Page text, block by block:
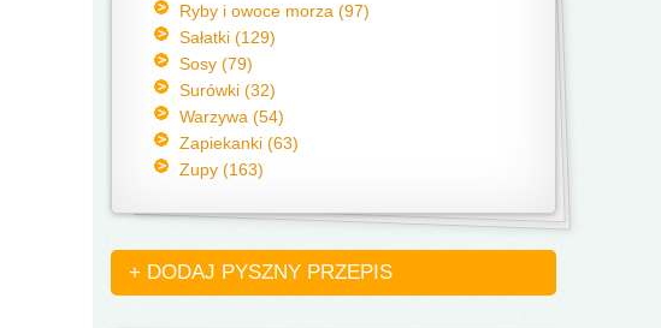
Ryby i owoce morza (97)
Sałatki (129)
Sosy (79)
Surówki (32)
Warzywa (54)
Zapiekanki (63)
Zupy (163)
+ DODAJ PYSZNY PRZEPIS